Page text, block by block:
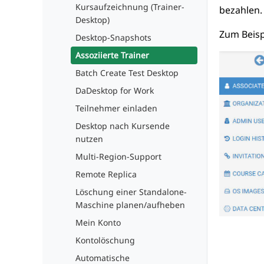
Kursaufzeichnung (Trainer-
Desktop)
Desktop-Snapshots
Assoziierte Trainer
Batch Create Test Desktop
DaDesktop for Work
Teilnehmer einladen
Desktop nach Kursende
nutzen
Multi-Region-Support
Remote Replica
Löschung einer Standalone-
Maschine planen/aufheben
Mein Konto
Kontolöschung
Automatische
bezahlen.
Zum